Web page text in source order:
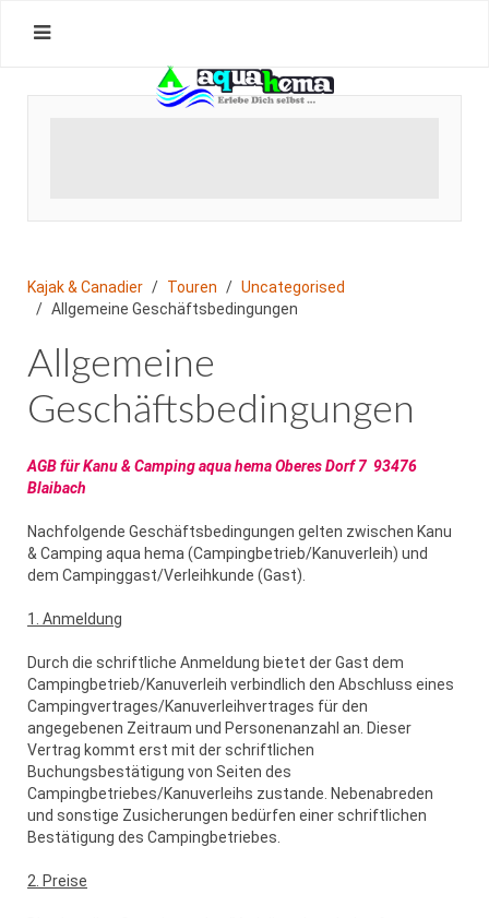
Kajak & Canadier Touren
Uncategorised
Allgemeine Geschäftsbedingungen
Allgemeine
Geschäftsbedingungen
AGB für Kanu & Camping aqua hema Oberes Dorf 7 93476
Blaibach
Nachfolgende Geschäftsbedingungen gelten zwischen Kanu
& Camping aqua hema (Campingbetrieb/Kanuverleih) und
dem Campinggast/Verleihkunde (Gast).
1. Anmeldung
Durch die schriftliche Anmeldung bietet der Gast dem
Campingbetrieb/Kanuverleih verbindlich den Abschluss eines
Campingvertrages/Kanuverleihvertrages für den
angegebenen Zeitraum und Personenanzahl an. Dieser
Vertrag kommt erst mit der schriftlichen
Buchungsbestätigung von Seiten des
Campingbetriebes/Kanuverleihs zustande. Nebenabreden
und sonstige Zusicherungen bedürfen einer schriftlichen
Bestätigung des Campingbetriebes.
2. Preise